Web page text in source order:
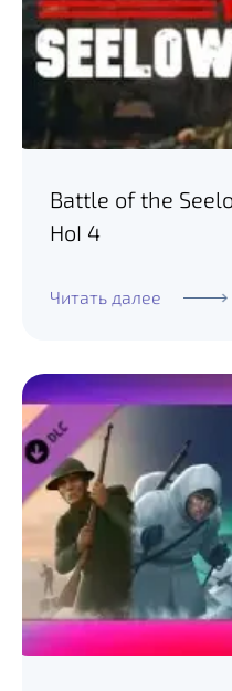
Battle of the
HoI 4
Читать далее